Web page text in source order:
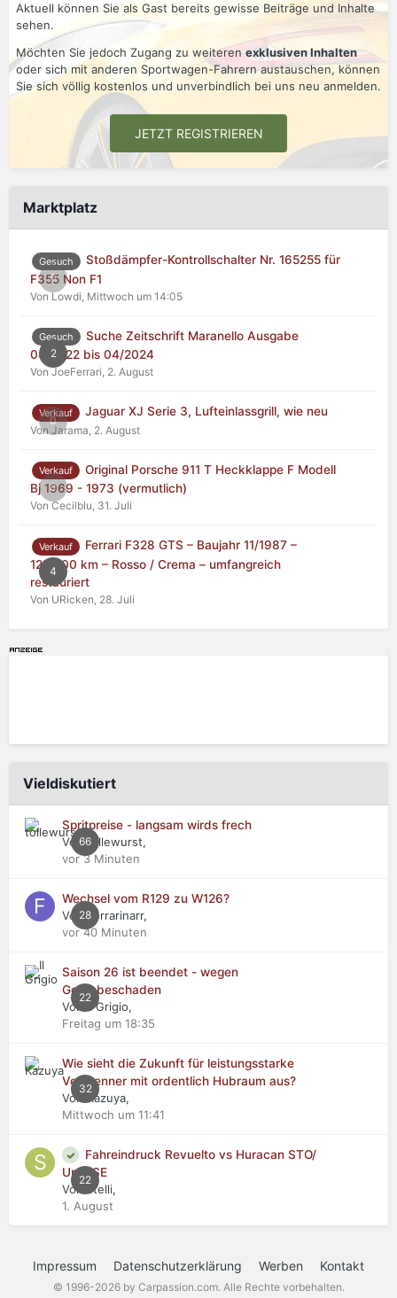
Aktuell können Sie als Gast bereits gewisse Beiträge und Inhalte
sehen.
Möchten Sie jedoch Zugang zu weiterenexklusiven Inhalten
oder sich mit anderen Sportwagen-Fahrern austauschen, können
Sie sich völlig kostenlos und unverbindlich bei uns neu anmelden.
JETZT REGISTRIEREN
Marktplatz
0
Gesuch
Stoßdämpfer-Kontrollschalter Nr. 165255 für
F355 Non F1
Von Lowdi, Mittwoch um 14:05
2
Gesuch
Suche Zeitschrift Maranello Ausgabe
04/2022 bis 04/2024
Von JoeFerrari, 2. August
0
Verkauf Jaguar XJ Serie 3, Lufteinlassgrill, wie neu
Von Jarama, 2. August
0
Verkauf
Original Porsche 911 T Heckklappe F Modell
Bj 1969 - 1973 (vermutlich)
Von Cecilblu, 31. Juli
4
Verkauf
Ferrari F328 GTS – Baujahr 11/1987 –
125.000 km – Rosso / Crema – umfangreich
restauriert
Von URicken, 28. Juli
Vieldiskutiert
66
Spritpreise - langsam wirds frech
Von tollewurst,
vor 3 Minuten
28
Wechsel vom R129 zu W126?
Von Ferrarinarr,
vor 40 Minuten
22
Saison 26 ist beendet - wegen
Getriebeschaden
Von Il Grigio,
Freitag um 18:35
32
Wie sieht die Zukunft für leistungsstarke
Verbrenner mit ordentlich Hubraum aus?
Von Kazuya,
Mittwoch um 11:41
22
Fahreindruck Revuelto vs Huracan STO/
Urus SE
Von stelli,
1. August
Impressum Datenschutzerklärung Werben Kontakt
© 1996-2026 by Carpassion.com. Alle Rechte vorbehalten.